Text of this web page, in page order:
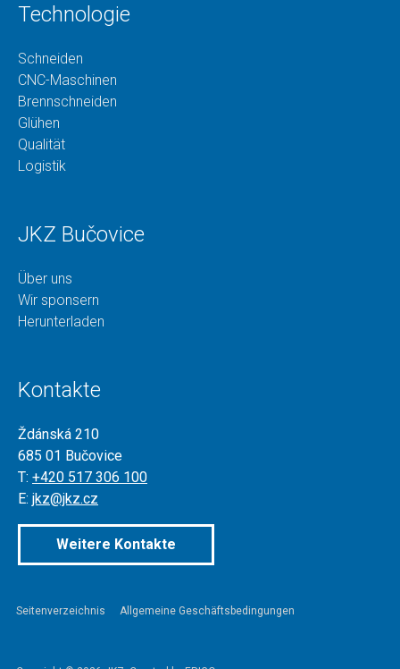
Technologie
Schneiden
CNC-Maschinen
Brennschneiden
Glühen
Qualität
Logistik
JKZ Bučovice
Über uns
Wir sponsern
Herunterladen
Kontakte
Ždánská 210
685 01 Bučovice
T: +420 517 306 100
E: jkz@jkz.cz
Weitere Kontakte
Seitenverzeichnis Allgemeine Geschäftsbedingungen